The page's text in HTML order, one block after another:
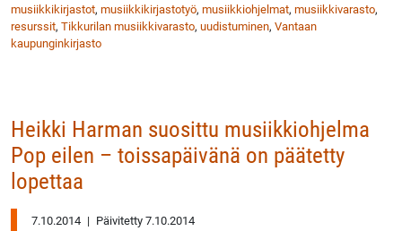
musiikkikirjastot, musiikkikirjastotyö, musiikkiohjelmat, musiikkivarasto,
resurssit, Tikkurilan musiikkivarasto, uudistuminen, Vantaan
kaupunginkirjasto
Heikki Harman suosittu musiikkiohjelma
Pop eilen – toissapäivänä on päätetty
lopettaa
7.10.2014 | Päivitetty 7.10.2014